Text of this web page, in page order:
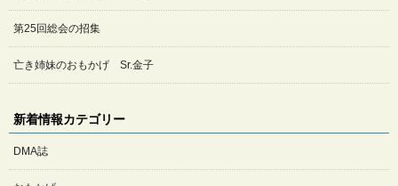
第25回総会の招集
亡き姉妹のおもかげ Sr.金子
新着情報カテゴリー
DMA誌